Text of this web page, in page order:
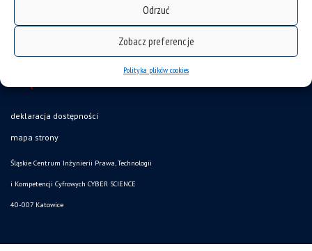
Odrzuć
Zobacz preferencje
Polityka plików cookies
deklaracja dostępności
mapa strony
Śląskie Centrum Inżynierii Prawa, Technologii
i Kompetencji Cyfrowych CYBER SCIENCE
40-007 Katowice